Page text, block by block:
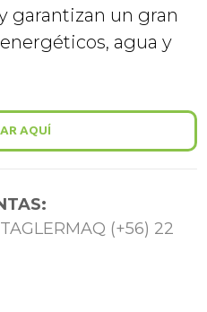
garantizan un gran
agua y
AQUÍ
(+56) 22